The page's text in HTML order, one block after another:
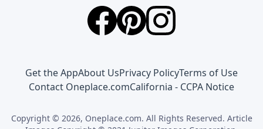
Get the AppAbout UsPrivacy PolicyTerms of Use
Contact Oneplace.comCalifornia - CCPA Notice
Copyright © 2026, Oneplace.com. All Rights Reserved. Article